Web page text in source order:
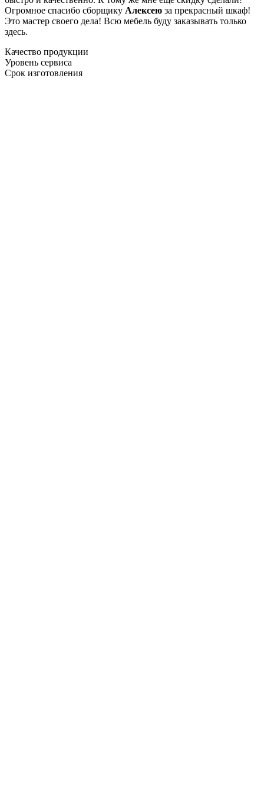
Огромное спасибо сборщику Алексею за прекрасный шкаф!
Это мастер своего дела! Всю мебель буду заказывать только
здесь.
Качество продукции
Уровень сервиса
Срок изготовления